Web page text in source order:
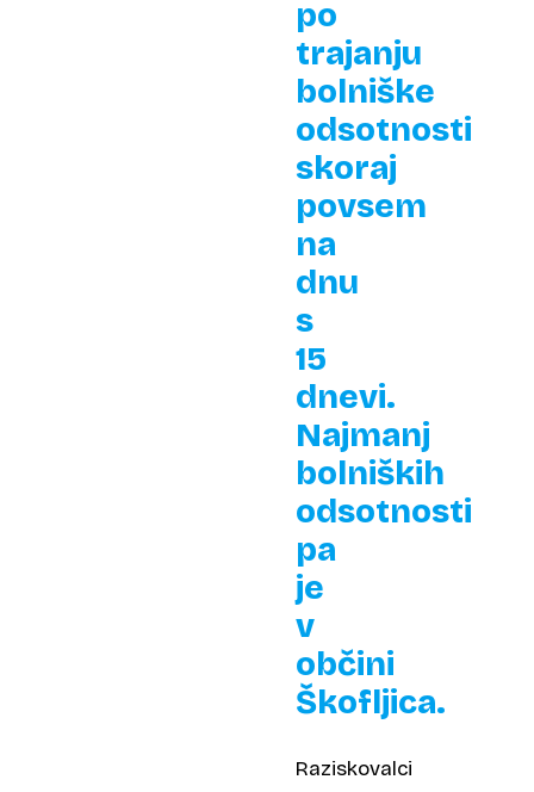
po
trajanju
bolniške
odsotnosti
skoraj
povsem
na
dnu
s
15
dnevi.
Najmanj
bolniških
odsotnosti
pa
je
v
občini
Škofljica.
Raziskovalci